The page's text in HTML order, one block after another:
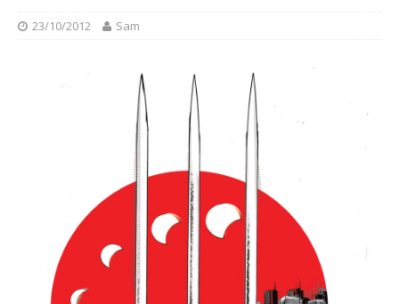
23/10/2012 Sam